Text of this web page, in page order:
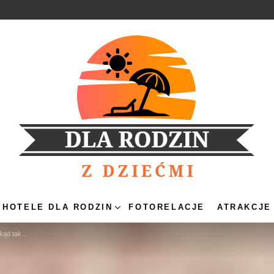
HOTELE DLA RODZIN FOTORELACJE ATRAKCJE
się wytycznych?